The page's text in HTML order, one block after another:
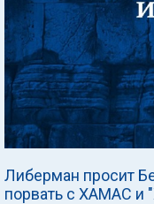
Либерман просит
порвать с ХАМАС и